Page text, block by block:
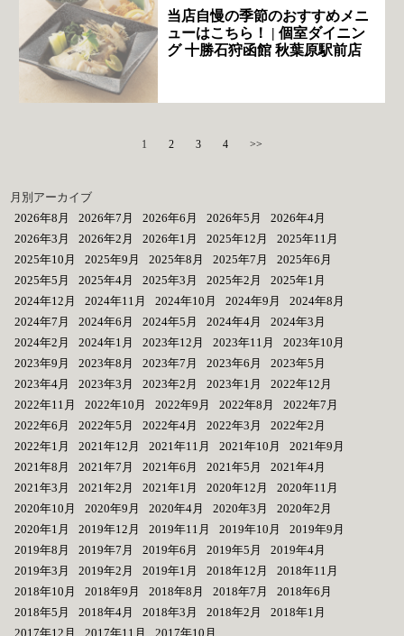
当店自慢の季節のおすすめメニ
ューはこちら！ | 個室ダイニン
グ 十勝石狩函館 秋葉原駅前店
1 2 3 4 >>
月別アーカイブ
2026年8月
2026年7月 2026年6月 2026年5月
2026年4月
2026年3月
2026年2月 2026年1月 2025年12月
2025年11月
2025年10月
2025年9月 2025年8月 2025年7月
2025年6月
2025年5月
2025年4月 2025年3月 2025年2月
2025年1月
2024年12月
2024年11月 2024年10月 2024年9月
2024年8月
2024年7月
2024年6月 2024年5月 2024年4月
2024年3月
2024年2月
2024年1月 2023年12月 2023年11月
2023年10月
2023年9月
2023年8月 2023年7月 2023年6月
2023年5月
2023年4月
2023年3月 2023年2月 2023年1月
2022年12月
2022年11月
2022年10月 2022年9月 2022年8月
2022年7月
2022年6月
2022年5月 2022年4月 2022年3月
2022年2月
2022年1月
2021年12月 2021年11月 2021年10月
2021年9月
2021年8月
2021年7月 2021年6月 2021年5月
2021年4月
2021年3月
2021年2月 2021年1月 2020年12月
2020年11月
2020年10月
2020年9月 2020年4月 2020年3月
2020年2月
2020年1月
2019年12月 2019年11月 2019年10月
2019年9月
2019年8月
2019年7月 2019年6月 2019年5月
2019年4月
2019年3月
2019年2月 2019年1月 2018年12月
2018年11月
2018年10月
2018年9月 2018年8月 2018年7月
2018年6月
2018年5月
2018年4月 2018年3月 2018年2月
2018年1月
2017年12月
2017年11月 2017年10月